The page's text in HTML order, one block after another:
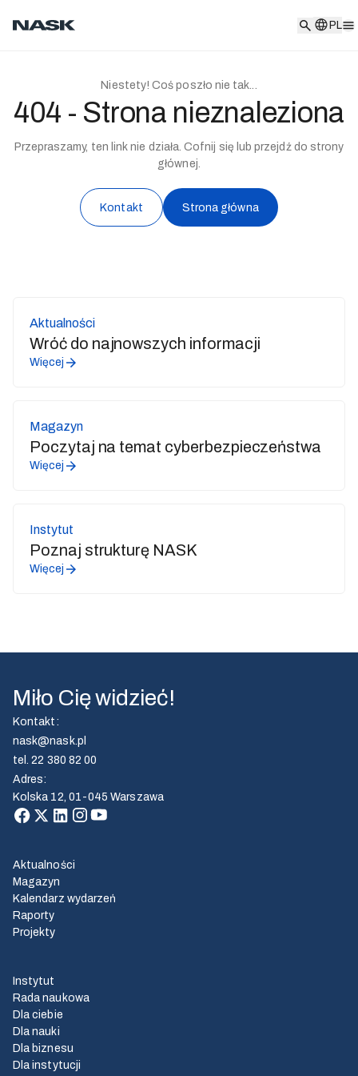
PL
Niestety! Coś poszło nie tak...
404 - Strona nieznaleziona
Przepraszamy, ten link nie działa. Cofnij się lub przejdź do strony
głównej.
Kontakt Strona główna
Aktualności
Wróć do najnowszych informacji
Więcej
Magazyn
Poczytaj na temat cyberbezpieczeństwa
Więcej
Instytut
Poznaj strukturę NASK
Więcej
Miło Cię widzieć!
Kontakt :
nask@nask.pl
tel.22 380 82 00
Adres:
Kolska 12, 01-045 Warszawa
Aktualności
Magazyn
Kalendarz wydarzeń
Raporty
Projekty
Instytut
Rada naukowa
Dla ciebie
Dla nauki
Dla biznesu
Dla instytucji